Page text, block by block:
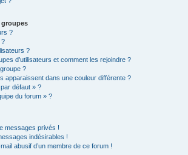
groupes
?
?
?
d’utilisateurs et comment les rejoindre ?
?
apparaissent dans une couleur différente ?
défaut » ?
du forum » ?
messages privés !
indésirables !
abusif d’un membre de ce forum !